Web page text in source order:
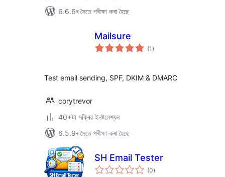
6.6.6ৰ সৈতে পৰীক্ষা কৰা হৈছে
Mailsure
(1 টা
মুঠ)
Test email sending, SPF, DKIM & DMARC
corytrevor
40+টা সক্ৰিয় ইনষ্টলেশ্যন
6.5.9ৰ সৈতে পৰীক্ষা কৰা হৈছে
SH Email Tester
(0টা
মুঠ)